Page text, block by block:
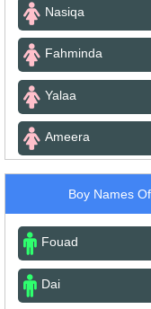
Nasiqa
Fahminda
Yalaa
Ameera
Boy Names
Fouad
Dai